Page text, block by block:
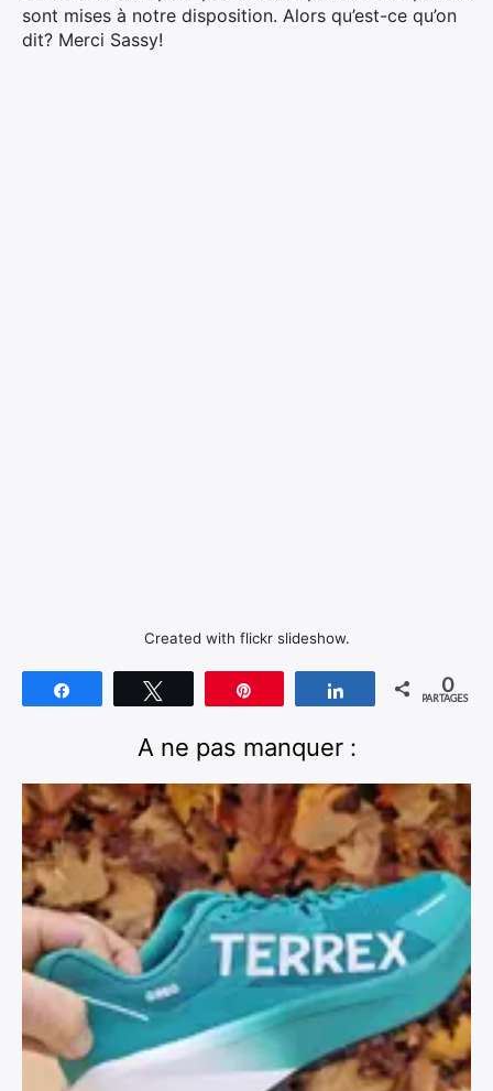
sont mises à notre disposition. Alors qu’est-ce qu’on
dit? Merci Sassy!
Created with flickr slideshow.
Partagez Tweetez Partagez 0
PARTAGES
A ne pas manquer :